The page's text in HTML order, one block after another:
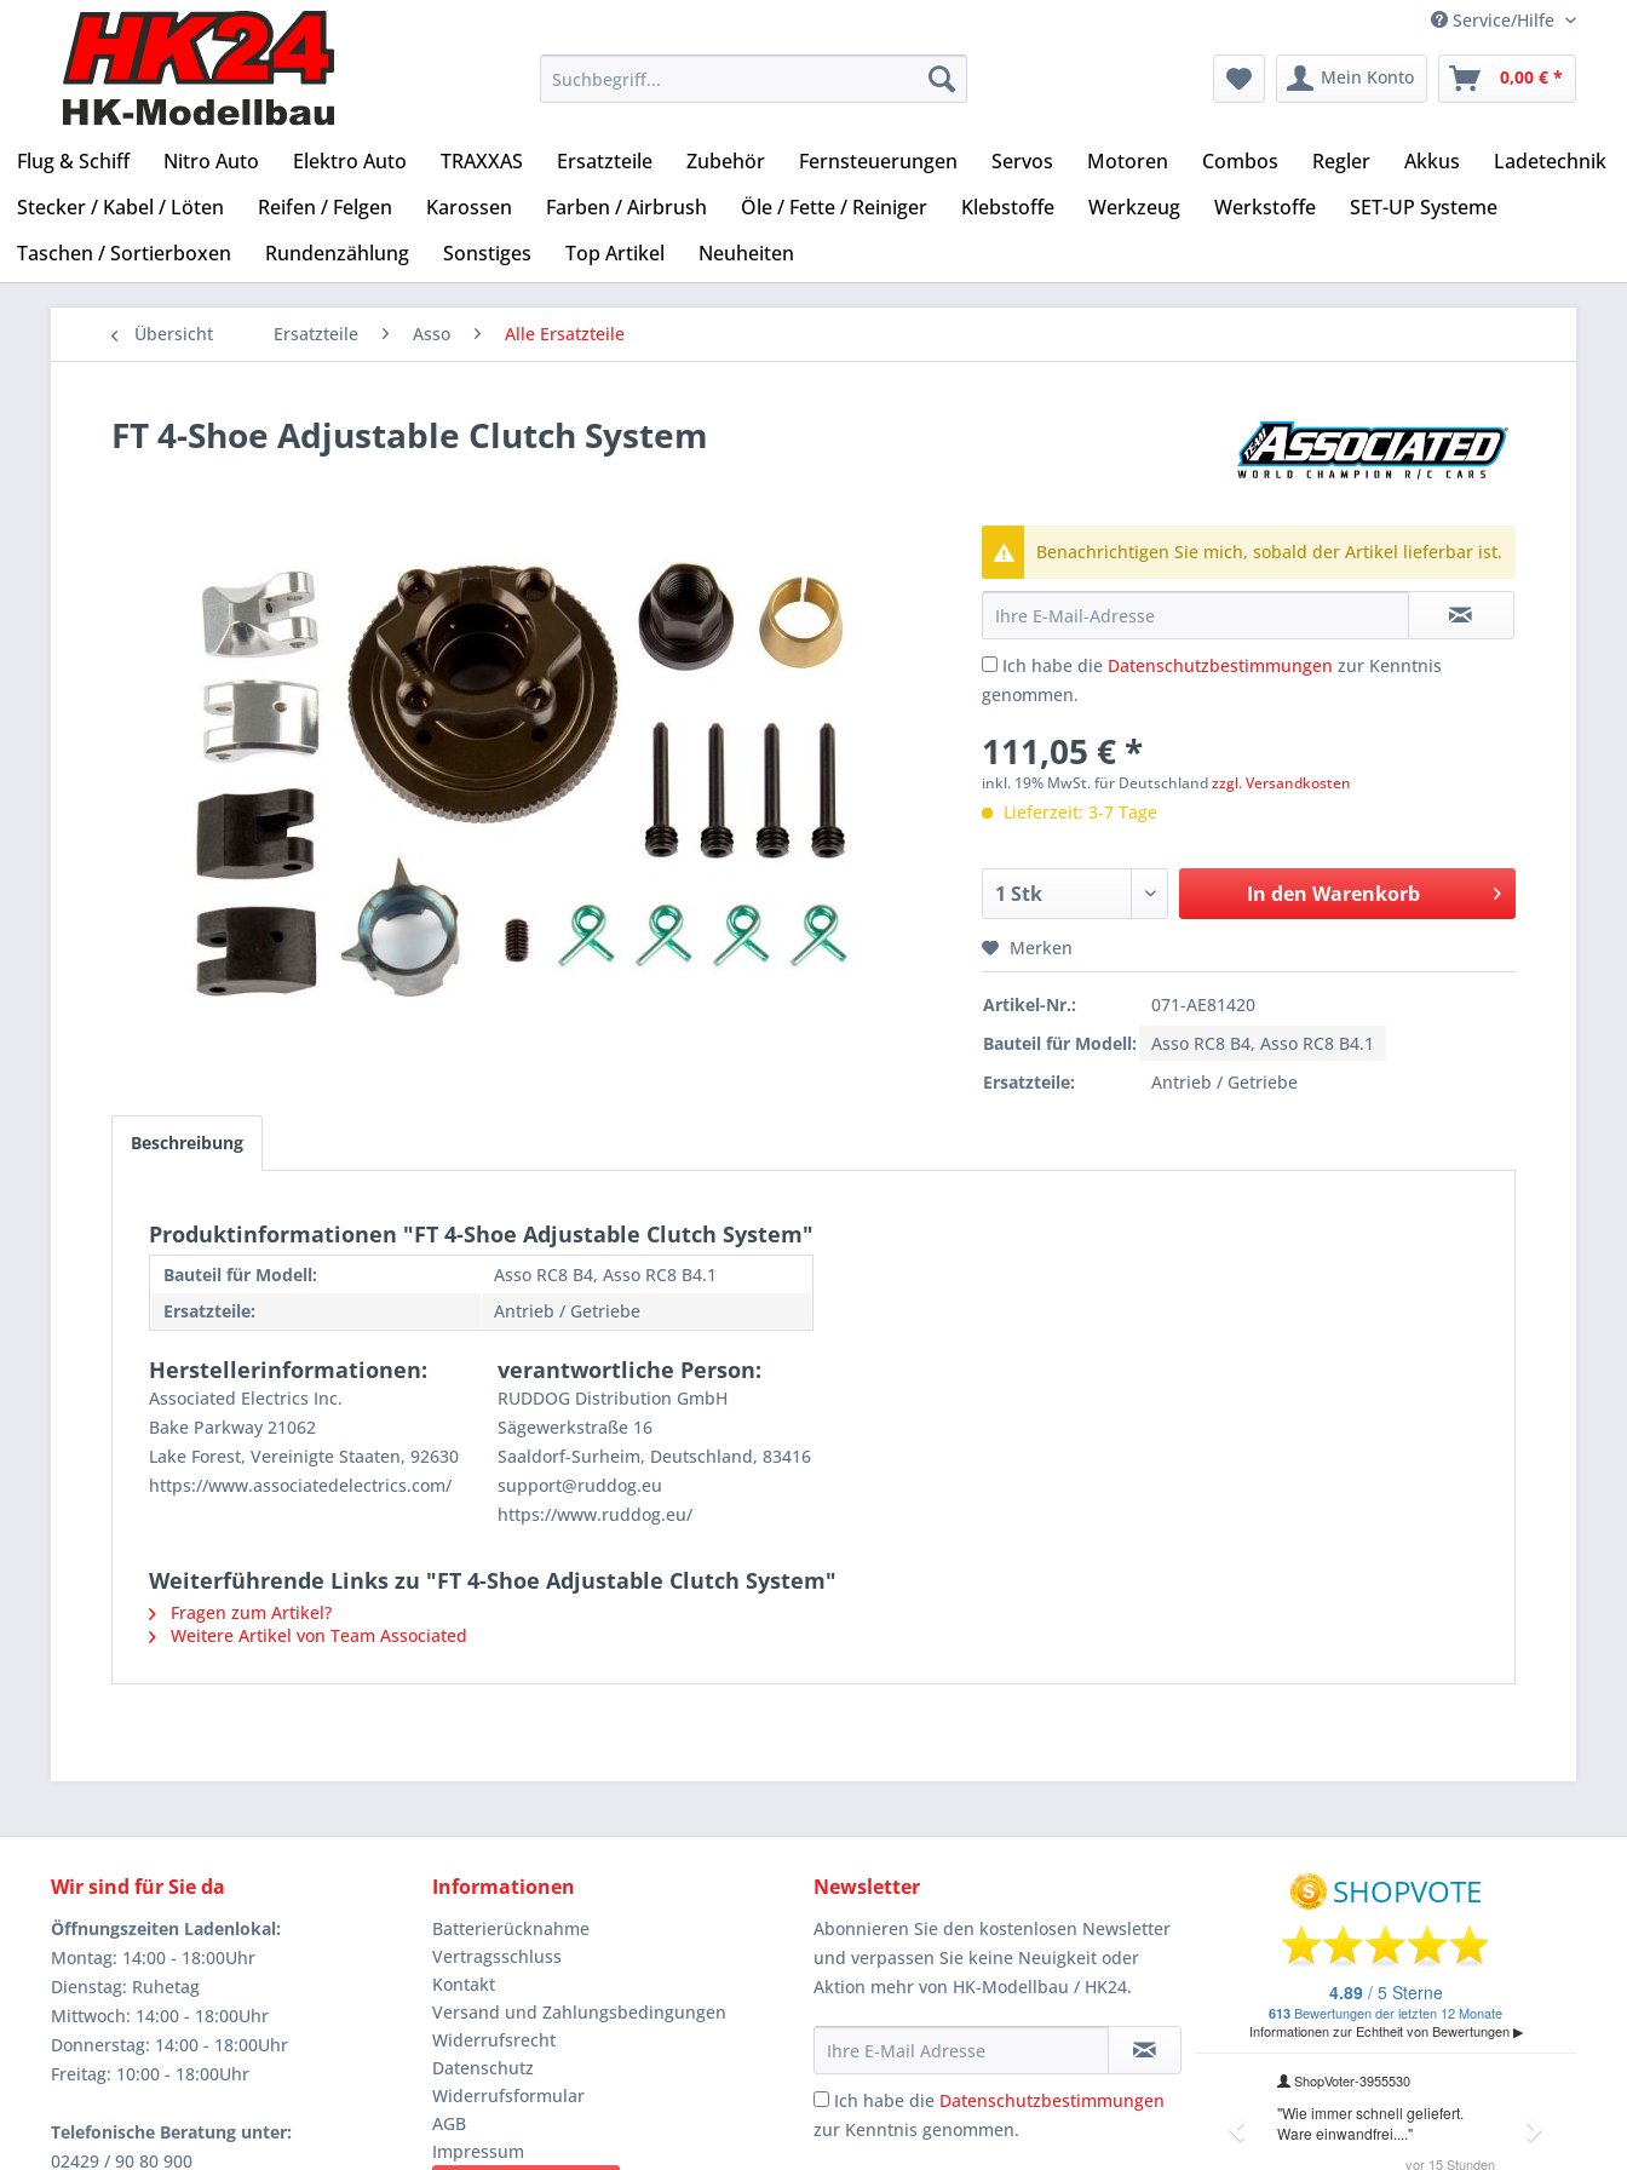
Service/Hilfe
Mein Konto 0,00 € *
Flug & Schiff Nitro Auto Elektro Auto TRAXXAS Ersatzteile Zubehör Fernsteuerungen Servos Motoren Combos Regler Akkus
Ladetechnik
Stecker / Kabel / Löten
Reifen / Felgen Karossen Farben / Airbrush Öle / Fette / Reiniger Klebstoffe Werkzeug Werkstoffe
SET-UP Systeme
Taschen / Sortierboxen
Rundenzählung Sonstiges Top Artikel Neuheiten
Übersicht Ersatzteile Asso Alle Ersatzteile
FT 4-Shoe Adjustable Clutch System
Benachrichtigen Sie mich, sobald der Artikel lieferbar ist.
Ich habe die Datenschutzbestimmungen zur Kenntnis
genommen.
111,05 € *
inkl. 19% MwSt. für Deutschlandzzgl. Versandkosten
Lieferzeit: 3-7 Tage
In den Warenkorb
Merken
Artikel-Nr.:
071-AE81420
Bauteil für Modell:
Asso RC8 B4, Asso RC8 B4.1
Ersatzteile:
Antrieb / Getriebe
Beschreibung
Produktinformationen "FT 4-Shoe Adjustable Clutch System"
Bauteil für Modell:
Asso RC8 B4, Asso RC8 B4.1
Ersatzteile:
Antrieb / Getriebe
Herstellerinformationen:
Associated Electrics Inc.
Bake Parkway 21062
Lake Forest, Vereinigte Staaten, 92630
https://www.associatedelectrics.com/
verantwortliche Person:
RUDDOG Distribution GmbH
Sägewerkstraße 16
Saaldorf-Surheim, Deutschland, 83416
support@ruddog.eu
https://www.ruddog.eu/
Weiterführende Links zu "FT 4-Shoe Adjustable Clutch System"
Fragen zum Artikel?
Weitere Artikel von Team Associated
Wir sind für Sie da
Öffnungszeiten Ladenlokal:
Montag: 14:00 - 18:00Uhr
Dienstag: Ruhetag
Mittwoch: 14:00 - 18:00Uhr
Donnerstag: 14:00 - 18:00Uhr
Freitag: 10:00 - 18:00Uhr
Telefonische Beratung unter:
02429 / 90 80 900
Informationen
Batterierücknahme
Vertragsschluss
Kontakt
Versand und Zahlungsbedingungen
Widerrufsrecht
Datenschutz
Widerrufsformular
AGB
Impressum
Newsletter
Abonnieren Sie den kostenlosen Newsletter
und verpassen Sie keine Neuigkeit oder
Aktion mehr von HK-Modellbau / HK24.
Ich habe die Datenschutzbestimmungen
zur Kenntnis genommen.